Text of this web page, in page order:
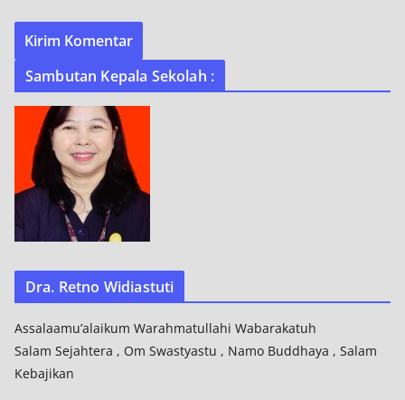
Sambutan Kepala Sekolah :
Dra. Retno Widiastuti
Assalaamu’alaikum Warahmatullahi Wabarakatuh
Salam Sejahtera , Om Swastyastu , Namo Buddhaya , Salam
Kebajikan